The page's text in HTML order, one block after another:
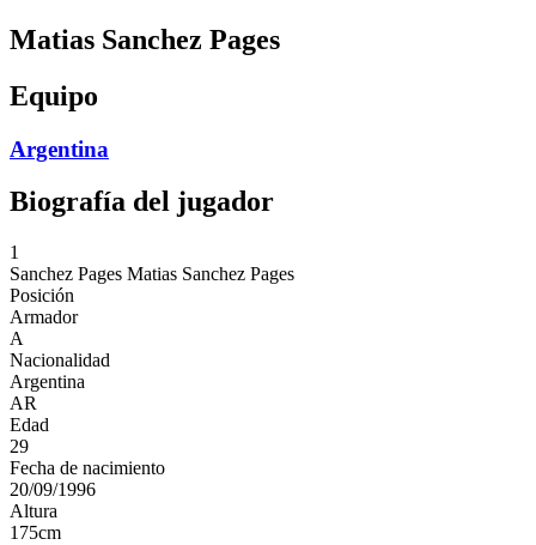
Matias Sanchez Pages
Equipo
Argentina
Biografía del jugador
1
Sanchez Pages Matias Sanchez Pages
Posición
Armador
A
Nacionalidad
Argentina
AR
Edad
29
Fecha de nacimiento
20/09/1996
Altura
175cm